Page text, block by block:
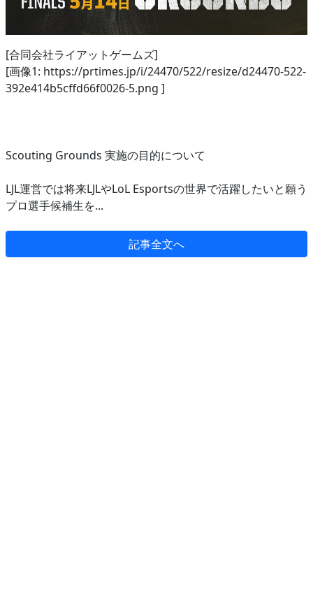
[合同会社ライアットゲームズ]
[画像1: https://prtimes.jp/i/24470/522/resize/d24470-522-
392e414b5cffd66f0026-5.png ]
Scouting Grounds 実施の目的について
LJL運営では将来LJLやLoL Esportsの世界で活躍したいと願う
プロ選手候補生を...
記事全文へ